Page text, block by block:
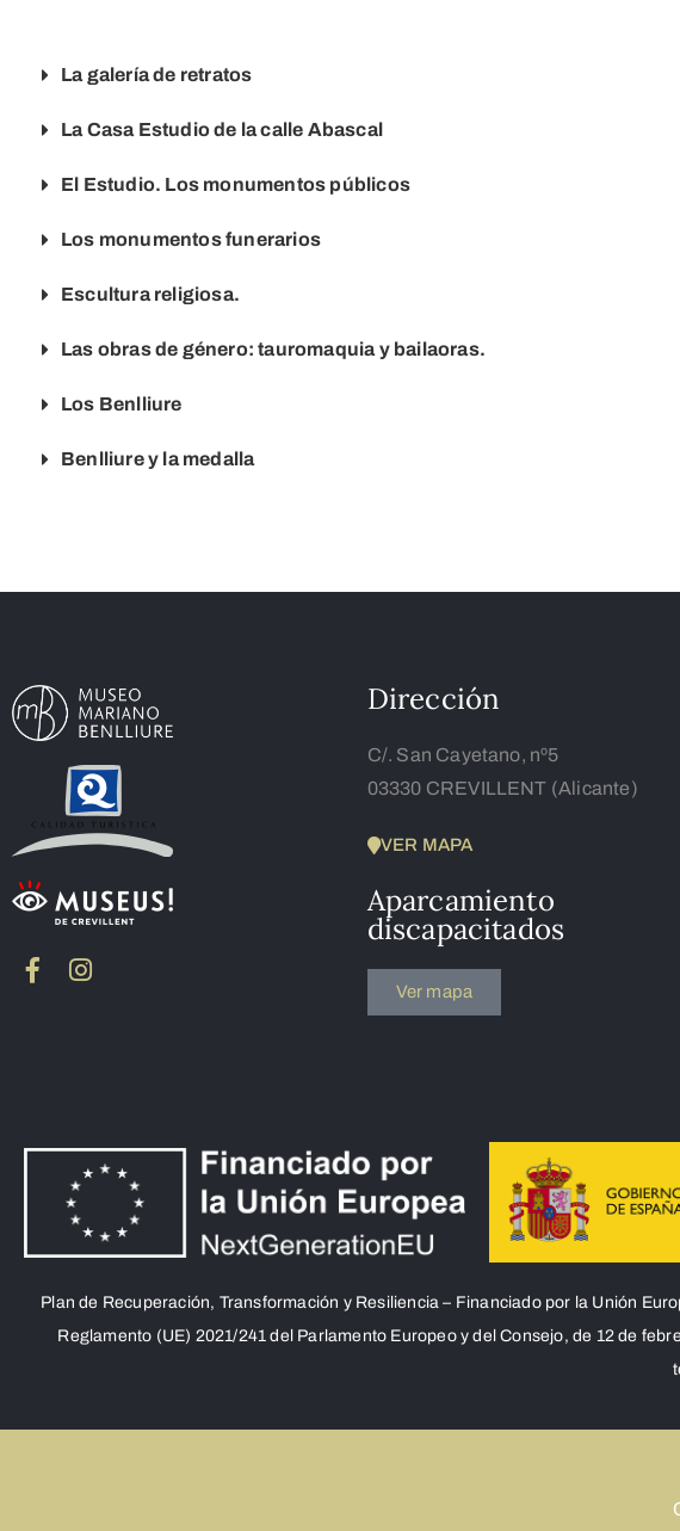
La galería de retratos
La Casa Estudio de la calle Abascal
El Estudio. Los monumentos públicos
Los monumentos funerarios
Escultura religiosa.
Las obras de género: tauromaquia y bailaoras.
Los Benlliure
Benlliure y la medalla
Dirección
C/. San Cayetano, nº5
03330 CREVILLENT (Alicante)
VER MAPA
Aparcamiento
discapacitados
Ver mapa
Plan de Recuperación, Transformación y Resiliencia – Financiado por la Unión
Reglamento (UE) 2021/241 del Parlamento Europeo y del Consejo, de 12 de